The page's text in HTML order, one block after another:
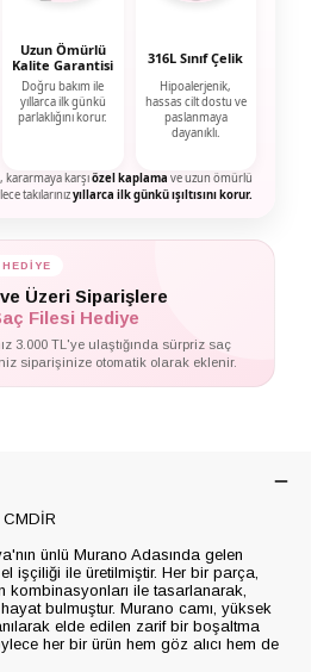
Uzun Ömürlü
Kalite Garantisi
Doğru bakım ile
yıllarca ilk günkü
parlaklığını korur.
316L Sınıf Çelik
Hipoalerjenik,
hassas cilt dostu ve
paslanmaya
dayanıklı.
karşıözel kaplama ve uzun ömürlü
takılarınızyıllarca ilk günkü ışıltısını korur.
Üzeri Siparişlere
Filesi Hediye
3.000 TL'ye ulaştığında sürpriz saç
siparişinize otomatik olarak eklenir.
CMDİR
ünlü Murano Adasında gelen
işçiliği ile üretilmiştir. Her bir parça,
kombinasyonları ile tasarlanarak,
bulmuştur. Murano camı, yüksek
elde edilen zarif bir boşaltma
her bir ürün hem göz alıcı hem de